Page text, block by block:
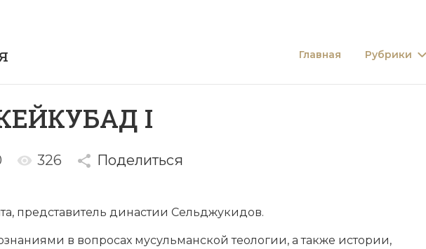
Главная Рубрики
I
326 Поделиться
, представитель династии Сельджукидов.
в вопросах мусульманскойтеологии, а также истории,